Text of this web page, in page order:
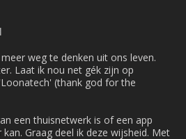
weg te denken uit ons leven.
Laat ik nou net gék zijn op
(thank god for the
een thuisnetwerk is of een app
Graag deel ik deze wijsheid. Met